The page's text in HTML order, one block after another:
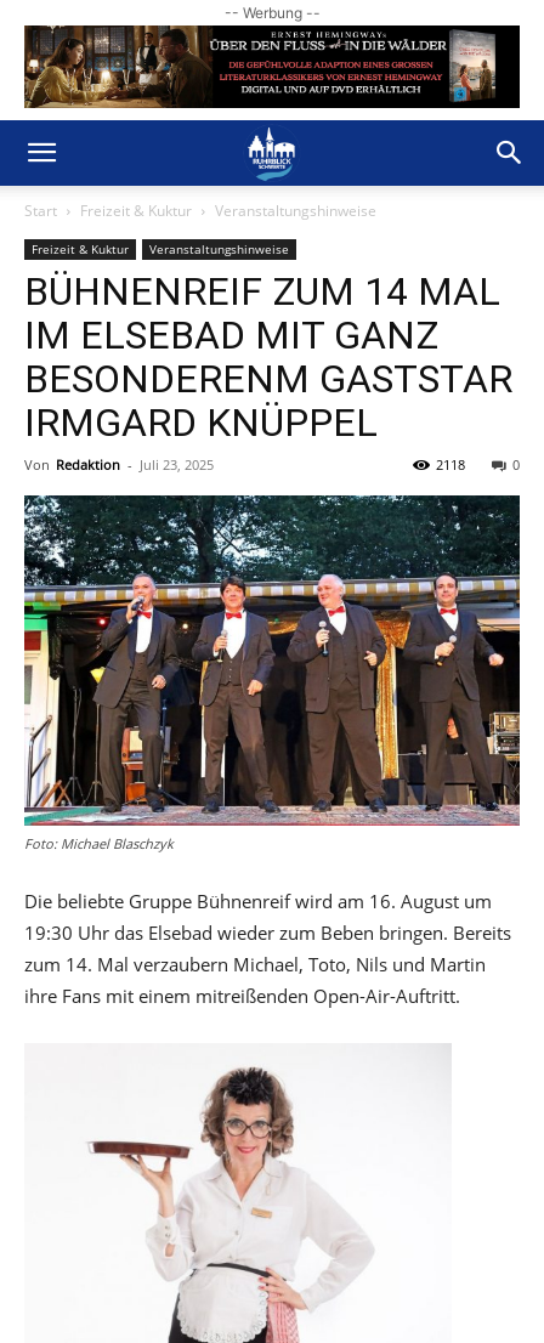
-- Werbung --
Start Freizeit & Kuktur Veranstaltungshinweise
Freizeit & Kuktur Veranstaltungshinweise
BÜHNENREIF ZUM 14 MAL
IM ELSEBAD MIT GANZ
BESONDERENM GASTSTAR
IRMGARD KNÜPPEL
Von Redaktion - Juli 23, 2025 0
2118
Foto: Michael Blaschzyk
Die beliebte Gruppe Bühnenreif wird am 16. August um
19:30 Uhr das Elsebad wieder zum Beben bringen. Bereits
zum 14. Mal verzaubern Michael, Toto, Nils und Martin
ihre Fans mit einem mitreißenden Open-Air-Auftritt.